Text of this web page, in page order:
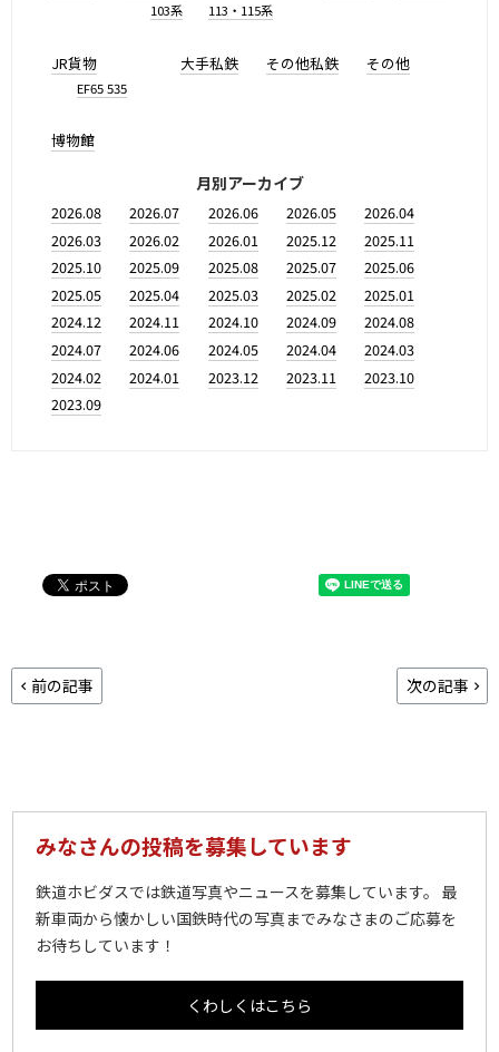
103系 113・115系
JR貨物
EF65 535
大手私鉄 その他私鉄 その他
博物館
月別アーカイブ
2026.08 2026.07 2026.06 2026.05
2026.04
2026.03
2026.02 2026.01 2025.12
2025.11
2025.10
2025.09 2025.08 2025.07
2025.06
2025.05
2025.04 2025.03 2025.02
2025.01
2024.12
2024.11 2024.10 2024.09
2024.08
2024.07
2024.06 2024.05 2024.04
2024.03
2024.02
2024.01 2023.12 2023.11
2023.10
2023.09
前の記事 次の記事
みなさんの投稿を募集しています
鉄道ホビダスでは鉄道写真やニュースを募集しています。 最
新車両から懐かしい国鉄時代の写真までみなさまのご応募を
お待ちしています！
くわしくはこちら